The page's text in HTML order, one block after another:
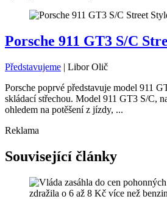
Porsche 911 GT3 S/C
Představujeme | Libor Olič
Porsche poprvé představuje model 911
skládací střechou. Model 911 GT3 S/C,
ohledem na potěšení z jízdy, ...
Reklama
Související články